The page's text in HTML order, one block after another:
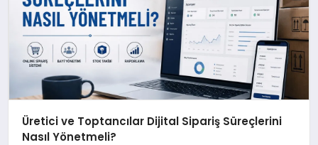
Üretici ve Toptancılar Dijital Sipariş Süreçlerini
Nasıl Yönetmeli?